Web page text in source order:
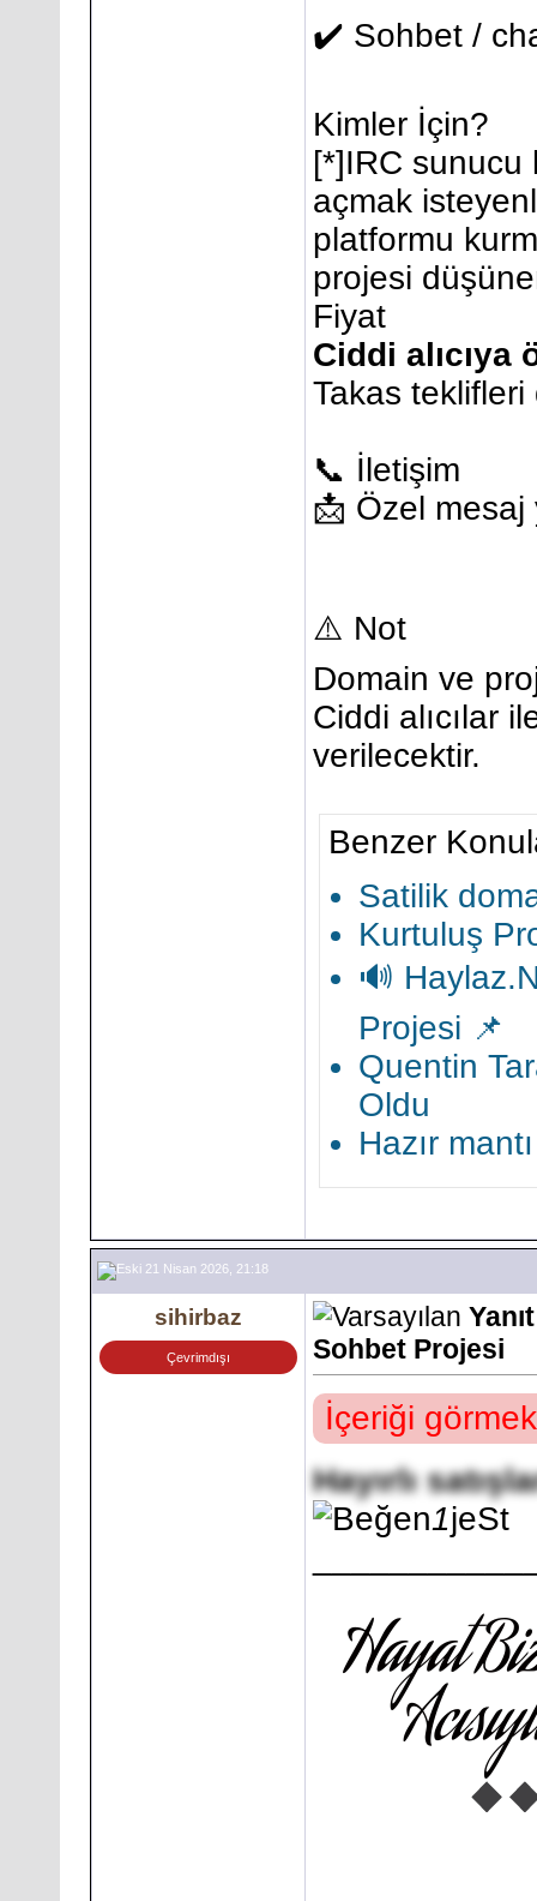
✔️ Sohbet /
Kimler İçin?
[*]IRC sunucu
açmak
platformu
projesi
Fiyat
Ciddi
Takas
📞 İletişim
📩 Özel
⚠️ Not
Domain ve
Ciddi alıcılar
verilecektir.
Benzer
Satilik
Kurtuluş
🔊
Projesi 📌
Quentin
Oldu
Hazır
21 Nisan 2026, 21:18
sihirbaz
Çevrimdışı
Sohbet Projesi
İçeriği
Hayırlı
1jeSt